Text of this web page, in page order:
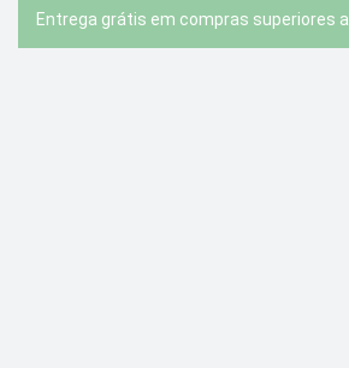
Entrega grátis em compras superiores a